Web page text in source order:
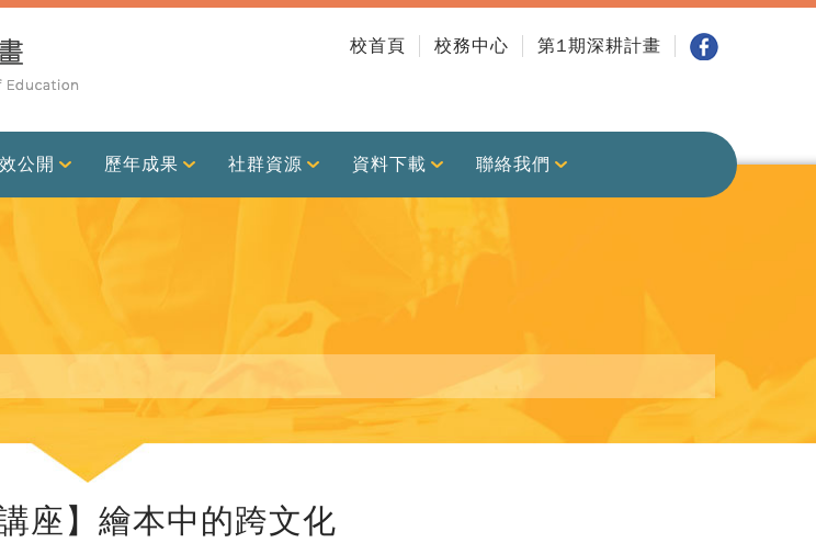
校首頁 校務中心 第1期深耕計畫
公開 歷年成果 社群資源 資料下載 聯絡我們
座】繪本中的跨文化